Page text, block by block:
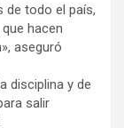
de todo el país,
hacen
aseguró
disciplina y de
salir